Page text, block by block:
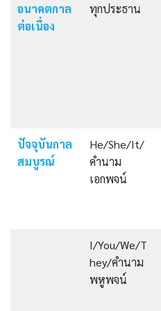
อนาคตกาล
ต่อเนื่อง
ทุกประธาน
ปัจจุบันกาล
สมบูรณ์
He/She/It/
คำนาม
เอกพจน์
I/You/We/T
hey/คำนาม
พหูพจน์